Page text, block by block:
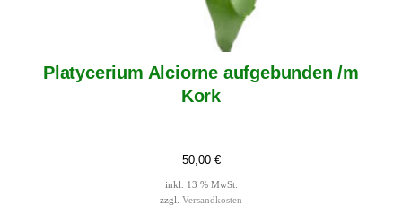
Platycerium Alciorne aufgebunden /m
Kork
50,00 €
inkl. 13 % MwSt.
zzgl. Versandkosten